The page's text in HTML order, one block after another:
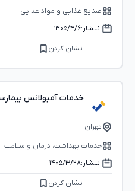
صنایع غذایی و مواد غذایی
انتشار:۱۴۰۵/۴/۶
نشان کردن
خدمات آمبولانس
تهران
خدمات بهداشت، درمان و سلامت
انتشار:۱۴۰۵/۳/۲۸
نشان کردن